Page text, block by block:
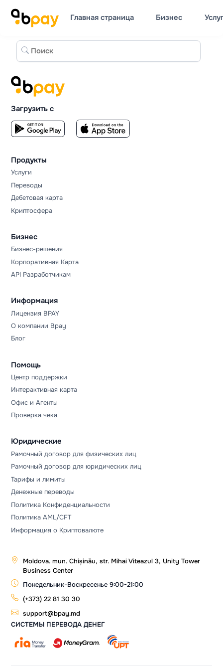
Главная страница Бизнес
Загрузить с
Продукты
Услуги
Переводы
Дебетовая карта
Криптосфера
Бизнес
Бизнес-решения
Корпоративная Карта
API Разработчикам
Информация
Лицензия BPAY
О компании Bpay
Блог
Помощь
Центр поддержки
Интерактивная карта
Офис и Агенты
Проверка чека
Юридические
Рамочный договор для физических лиц
Рамочный договор для юридических лиц
Тарифы и лимиты
Денежные переводы
Политика Конфиденциальности
Политика AML/CFT
Информация о Криптовалюте
Moldova. mun. Chișinău, str. Mihai Viteazul 3, Unity Tower
Business Center
Понедельник-Воскресенье 9:00-21:00
(+373) 22 81 30 30
support@bpay.md
СИСТЕМЫ ПЕРЕВОДА ДЕНЕГ